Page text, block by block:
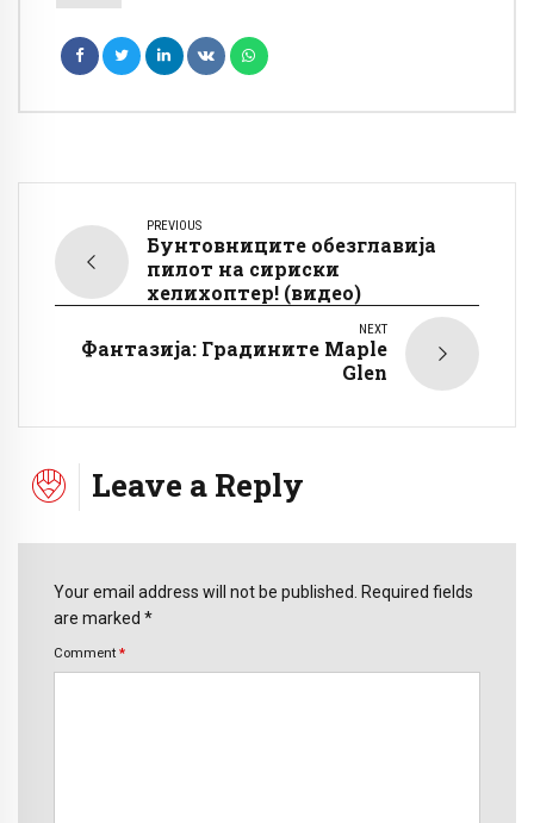
PREVIOUS
Бунтовниците обезглавија
пилот на сириски
хелихоптер! (видео)
NEXT
Фантазија: Градините Maple
Glen
Leave a Reply
Your email address will not be published. Required fields
are marked *
Comment *